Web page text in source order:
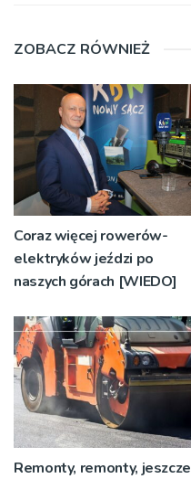
ZOBACZ RÓWNIEŻ
Coraz więcej rowerów-
elektryków jeździ po
naszych górach [WIEDO]
Remonty, remonty, jeszcze